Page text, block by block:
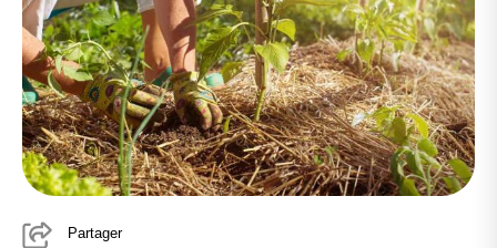
Partager